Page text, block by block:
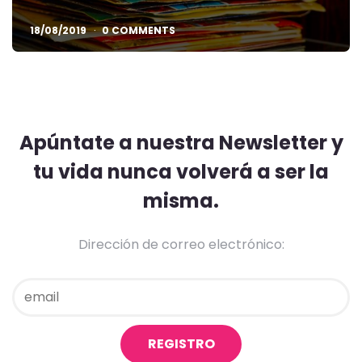
18/08/2019 0 COMMENTS
Apúntate a nuestra Newsletter y
tu vida nunca volverá a ser la
misma.
Dirección de correo electrónico: